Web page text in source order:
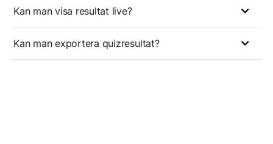
Kan man visa resultat live?
Kan man exportera quizresultat?